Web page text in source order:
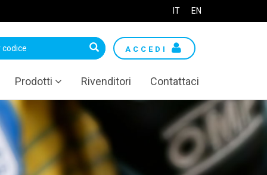
IT EN
ACCEDI
Prodotti Rivenditori Contattaci